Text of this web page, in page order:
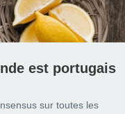
est portugais
sur toutes les